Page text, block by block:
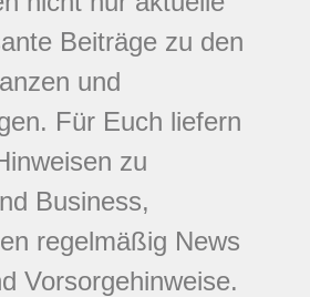
Beiträge zu den
und
Für Euch liefern
zu
Business,
regelmäßig News
Vorsorgehinweise.